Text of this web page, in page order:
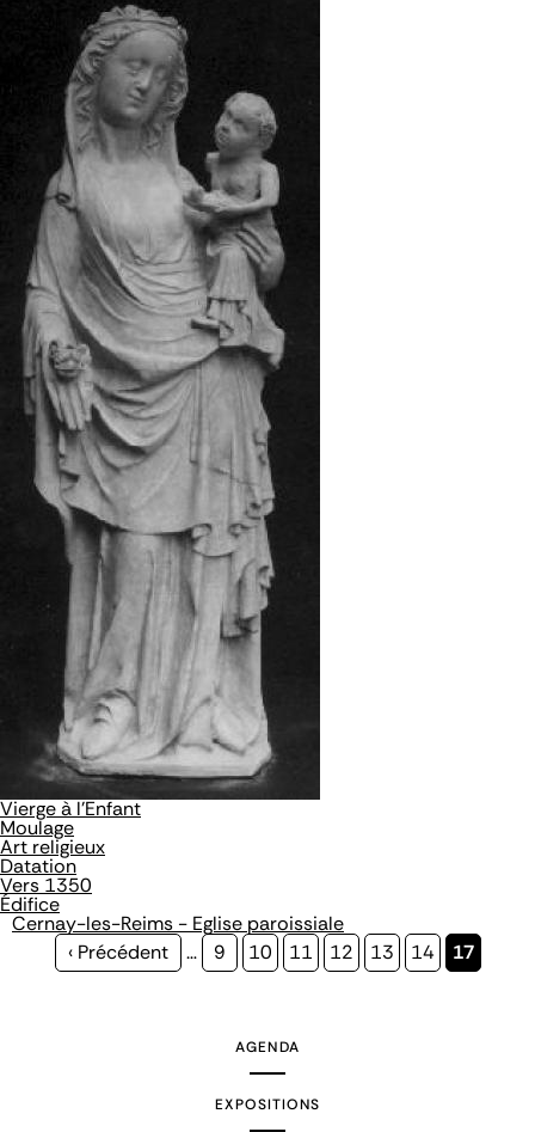
Vierge à l'Enfant
Moulage
Art religieux
Datation
Vers 1350
Édifice
Cernay-les-Reims - Eglise paroissiale
Page
‹ Précédent … Page
9 Page
10 Page
11 Page
12 Page
13 Page
14
Page
17
AGENDA
EXPOSITIONS